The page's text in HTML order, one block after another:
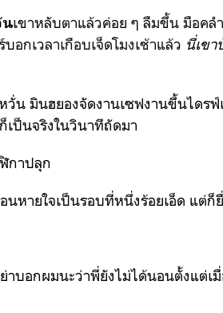
นเขาหลับตาแล้วค่อย ๆ ลืมขึ้น มือคล
กเวลาเกือบเจ็ดโมงเช้าแล้ว นี่เข
น มินฮยองจัดงานเซฟงานขึ้นไดร
เป็นจริงในวินาทีถัดมา
กาปลุก
นหายใจเป็นรอบที่หนึ่งร้อยเอ็ด แต่
ย่าบอกผมนะว่าพี่ยังไม่ได้นอนตั้งแต่เ